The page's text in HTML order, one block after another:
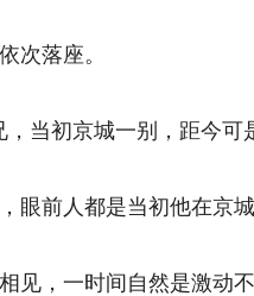
次落座。
当初京城一别，距今可
前人都是当初他在京城
，一时间自然是激动不